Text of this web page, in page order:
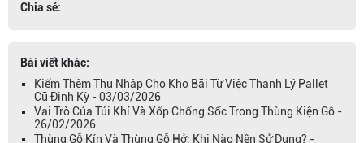
Chia sẻ:
Bài viết khác:
Kiếm Thêm Thu Nhập Cho Kho Bãi Từ Việc Thanh Lý Pallet
Cũ Định Kỳ - 03/03/2026
Vai Trò Của Túi Khí Và Xốp Chống Sốc Trong Thùng Kiện Gỗ -
26/02/2026
Thùng Gỗ Kín Và Thùng Gỗ Hở: Khi Nào Nên Sử Dụng? -